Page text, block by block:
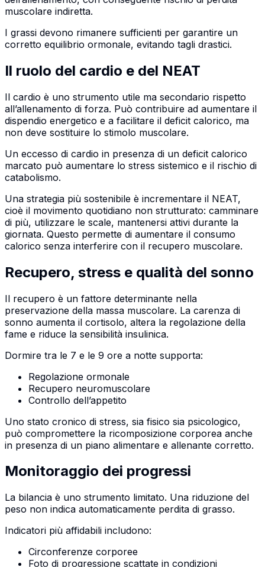
muscolare indiretta.
I grassi devono rimanere sufficienti per garantire un
corretto equilibrio ormonale, evitando tagli drastici.
Il ruolo del cardio e del NEAT
Il cardio è uno strumento utile ma secondario rispetto
all’allenamento di forza. Può contribuire ad aumentare il
dispendio energetico e a facilitare il deficit calorico, ma
non deve sostituire lo stimolo muscolare.
Un eccesso di cardio in presenza di un deficit calorico
marcato può aumentare lo stress sistemico e il rischio di
catabolismo.
Una strategia più sostenibile è incrementare il NEAT,
cioè il movimento quotidiano non strutturato: camminare
di più, utilizzare le scale, mantenersi attivi durante la
giornata. Questo permette di aumentare il consumo
calorico senza interferire con il recupero muscolare.
Recupero, stress e qualità del sonno
Il recupero è un fattore determinante nella
preservazione della massa muscolare. La carenza di
sonno aumenta il cortisolo, altera la regolazione della
fame e riduce la sensibilità insulinica.
Dormire tra le 7 e le 9 ore a notte supporta:
Regolazione ormonale
Recupero neuromuscolare
Controllo dell’appetito
Uno stato cronico di stress, sia fisico sia psicologico,
può compromettere la ricomposizione corporea anche
in presenza di un piano alimentare e allenante corretto.
Monitoraggio dei progressi
La bilancia è uno strumento limitato. Una riduzione del
peso non indica automaticamente perdita di grasso.
Indicatori più affidabili includono:
Circonferenze corporee
Foto di progressione scattate in condizioni